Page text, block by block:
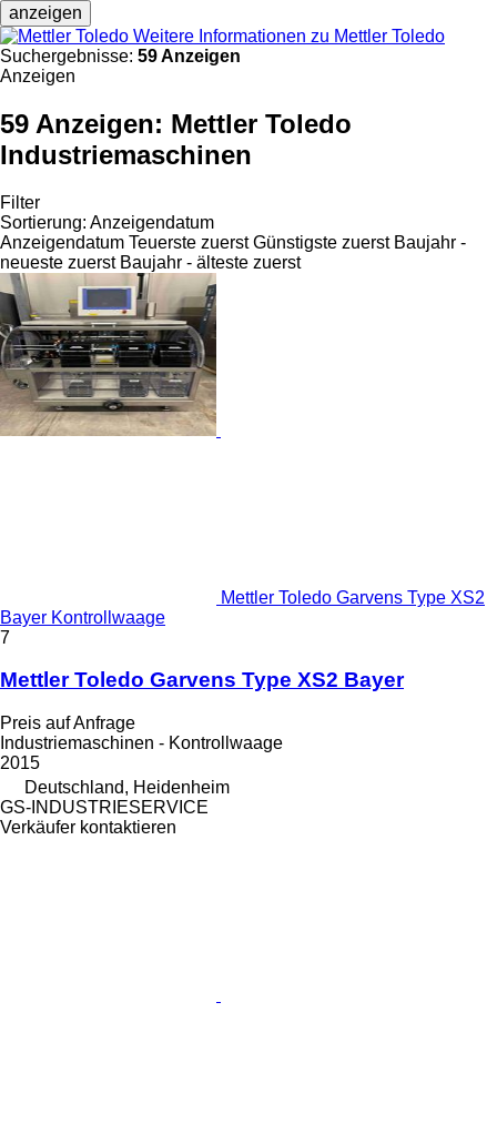
anzeigen
Weitere Informationen zu Mettler Toledo
Suchergebnisse: 59 Anzeigen
Anzeigen
59 Anzeigen: Mettler Toledo
Industriemaschinen
Filter
Sortierung: Anzeigendatum
Anzeigendatum Teuerste zuerst Günstigste zuerst Baujahr -
neueste zuerst Baujahr - älteste zuerst
Mettler Toledo Garvens Type XS2
Bayer Kontrollwaage
7
Mettler Toledo Garvens Type XS2 Bayer
Preis auf Anfrage
Industriemaschinen - Kontrollwaage
2015
Deutschland, Heidenheim
GS-INDUSTRIESERVICE
Verkäufer kontaktieren